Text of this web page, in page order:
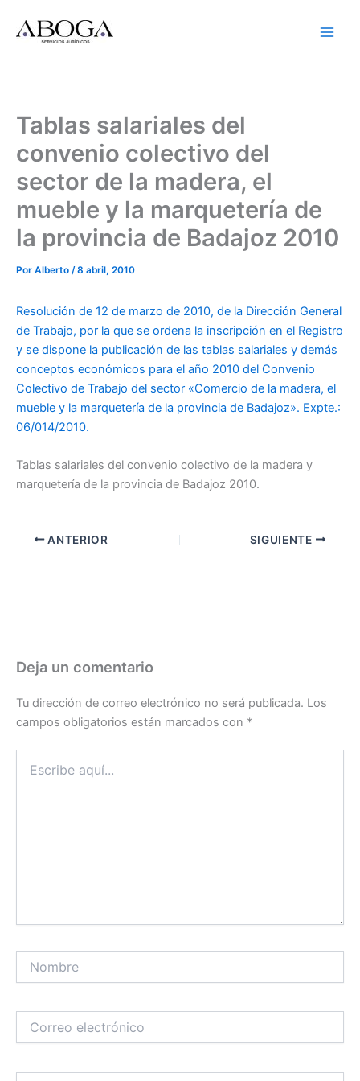
contenido
Tablas salariales del
convenio colectivo del
sector de la madera, el
mueble y la marquetería de
la provincia de Badajoz 2010
Por Alberto /8 abril, 2010
Resolución de 12 de marzo de 2010, de la Dirección General
de Trabajo, por la que se ordena la inscripción en el Registro
y se dispone la publicación de las tablas salariales y demás
conceptos económicos para el año 2010 del Convenio
Colectivo de Trabajo del sector «Comercio de la madera, el
mueble y la marquetería de la provincia de Badajoz». Expte.:
06/014/2010.
Tablas salariales del convenio colectivo de la madera y
marquetería de la provincia de Badajoz 2010.
ANTERIOR SIGUIENTE
Deja un comentario
Tu dirección de correo electrónico no será publicada. Los
campos obligatorios están marcados con *
aquí...
electrónico